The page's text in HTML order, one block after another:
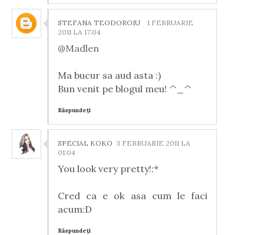
STEFANA TEODOROIU
1 FEBRUARIE
2011 LA 17:04
@Madlen
Ma bucur sa aud asta :)
Bun venit pe blogul meu! ^_^
Răspundeți
SPECIAL KOKO 3 FEBRUARIE 2011 LA
01:04
You look very pretty!:*
Cred ca e ok asa cum le faci
acum:D
Răspundeți